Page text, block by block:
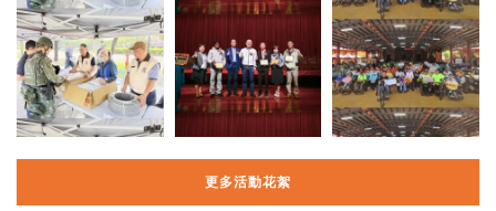
更多活動花絮